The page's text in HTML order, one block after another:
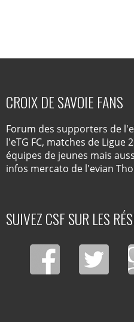
CROIX DE SAVOIE FANS
Forum des supporters de
l'eTG FC, matches de Ligue
équipes de jeunes mais
infos mercato de l'evian
SUIVEZ CSF SUR LES